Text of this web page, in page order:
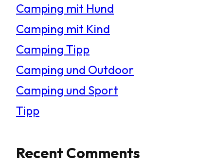
Camping mit Hund
Camping mit Kind
Camping Tipp
Camping und Outdoor
Camping und Sport
Tipp
Recent Comments